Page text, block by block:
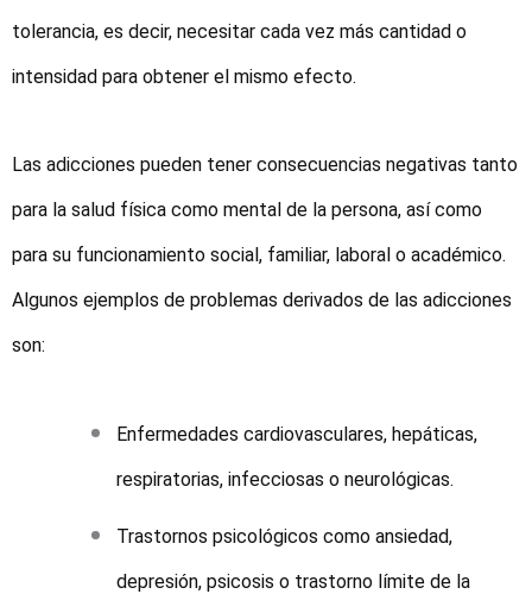
tolerancia, es decir, necesitar cada vez más cantidad o
intensidad para obtener el mismo efecto.
Las adicciones pueden tener consecuencias negativas tanto
para la salud física como mental de la persona, así como
para su funcionamiento social, familiar, laboral o académico.
Algunos ejemplos de problemas derivados de las adicciones
son:
Enfermedades cardiovasculares, hepáticas,
respiratorias, infecciosas o neurológicas.
Trastornos psicológicos como ansiedad,
depresión, psicosis o trastorno límite de la